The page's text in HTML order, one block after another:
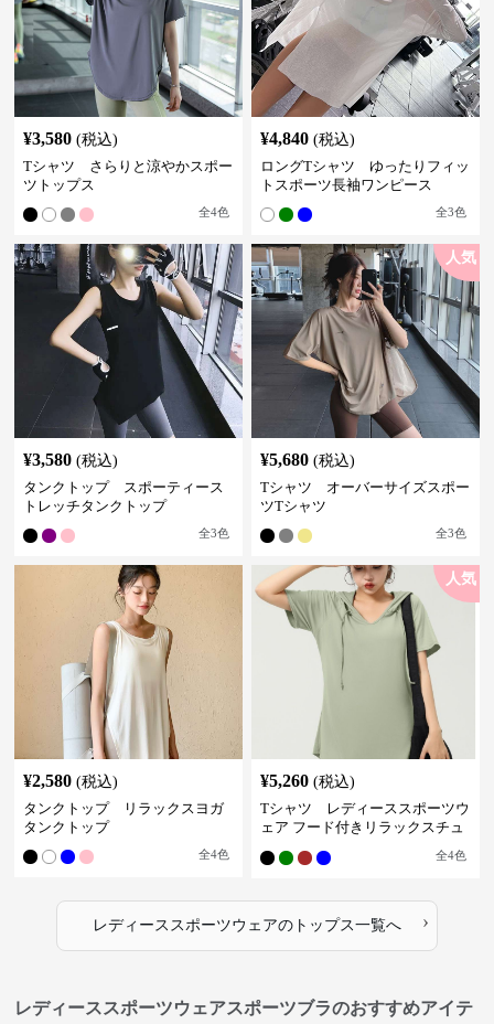
¥3,580 (税込)
Tシャツ さらりと涼やかスポー
ツトップス
全4色
¥4,840 (税込)
ロングTシャツ ゆったりフィッ
トスポーツ長袖ワンピース
全3色
¥3,580 (税込)
タンクトップ スポーティース
トレッチタンクトップ
全3色
人気
¥5,680 (税込)
Tシャツ オーバーサイズスポー
ツTシャツ
全3色
¥2,580 (税込)
タンクトップ リラックスヨガ
タンクトップ
全4色
人気
¥5,260 (税込)
Tシャツ レディーススポーツウ
ェア フード付きリラックスチュ
全4色
レディーススポーツウェアのトップス一覧へ ›
レディーススポーツウェアスポーツブラのおすすめアイテ